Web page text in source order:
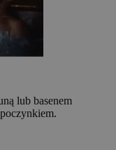
lub basenem